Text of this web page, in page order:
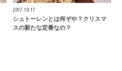
2017.10.17
シュトーレンとは何ぞや？クリスマ
スの新たな定番なの？